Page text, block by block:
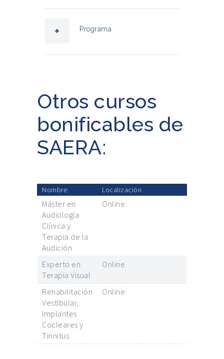
Programa
Otros cursos
bonificables de
SAERA:
Nombre Localización
Máster en
Audiología
Clínica y
Terapia de la
Audición
Online
Experto en
Terapia Visual
Online
Rehabilitación
Vestibular,
Implantes
Cocleares y
Tinnitus
Online